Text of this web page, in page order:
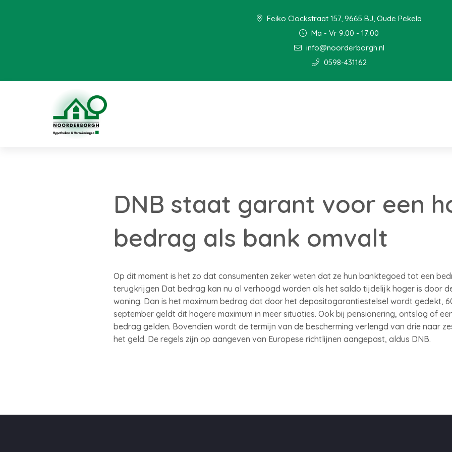
Feiko Clockstraat 157, 9665 BJ, Oude Pekela
Ma - Vr 9:00 - 17:00
info@noorderborgh.nl
0598-431162
DNB staat garant voor een
bedrag als bank omvalt
Op dit moment is het zo dat consumenten zeker weten dat ze hun banktegoed tot een
terugkrijgen Dat bedrag kan nu al verhoogd worden als het saldo tijdelijk hoger is door
woning. Dan is het maximum bedrag dat door het depositogarantiestelsel wordt gedekt,
september geldt dit hogere maximum in meer situaties. Ook bij pensionering, ontslag of
bedrag gelden. Bovendien wordt de termijn van de bescherming verlengd van drie naar
het geld. De regels zijn op aangeven van Europese richtlijnen aangepast, aldus DNB.